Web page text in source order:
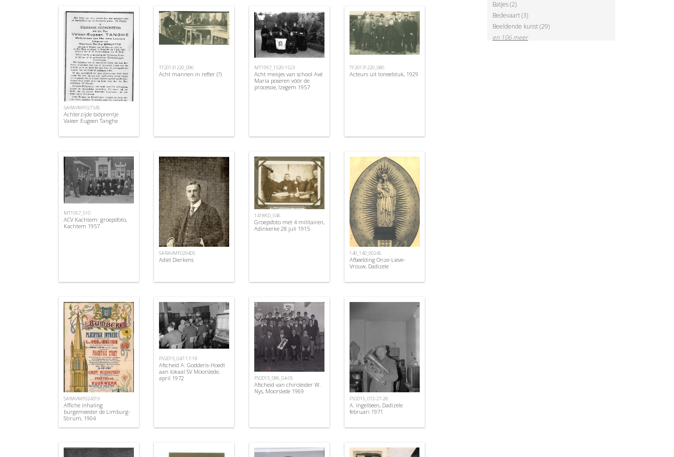
SARAVMF027345
Achterzijde bidprentje
Valeer Eugeen Tanghe
TF20131220_096
Acht mannen in refter (?)
MT1957_1520-1523
Acht meisjes van school Avé
Maria poseren vóór de
processie, Izegem 1957
TF20131220_080
Acteurs uit toneelstuk, 1929
MT1957_510
ACV Kachtem: groepsfoto,
Kachtem 1957
SARAVMF029405
Adiel Dierkens
1418KD_046
Groepsfoto met 4 militairen,
Adinkerke 28 juli 1915
140_140_00245
Afbeelding Onze-Lieve-
Vrouw, Dadizele
SARAVMF024319
Affiche inhaling
burgemeester de Limburg-
Stirum, 1904
PV2015_047-17-18
Afscheid A. Godderis-Hoedt
aan lokaal SV Moorslede,
april 1972
PV2015_086_04-05
Afscheid van chiroleider W.
Nys, Moorslede 1969
PV2015_072-27-28
A. Ingelbeen, Dadizele
februari 1971
Batjes (2)
Bedevaart (3)
Beeldende kunst (29)
en 106 meer